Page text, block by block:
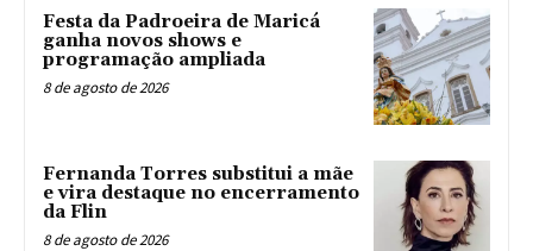
Festa da Padroeira de Maricá
ganha novos shows e
programação ampliada
8 de agosto de 2026
Fernanda Torres substitui a mãe
e vira destaque no encerramento
da Flin
8 de agosto de 2026